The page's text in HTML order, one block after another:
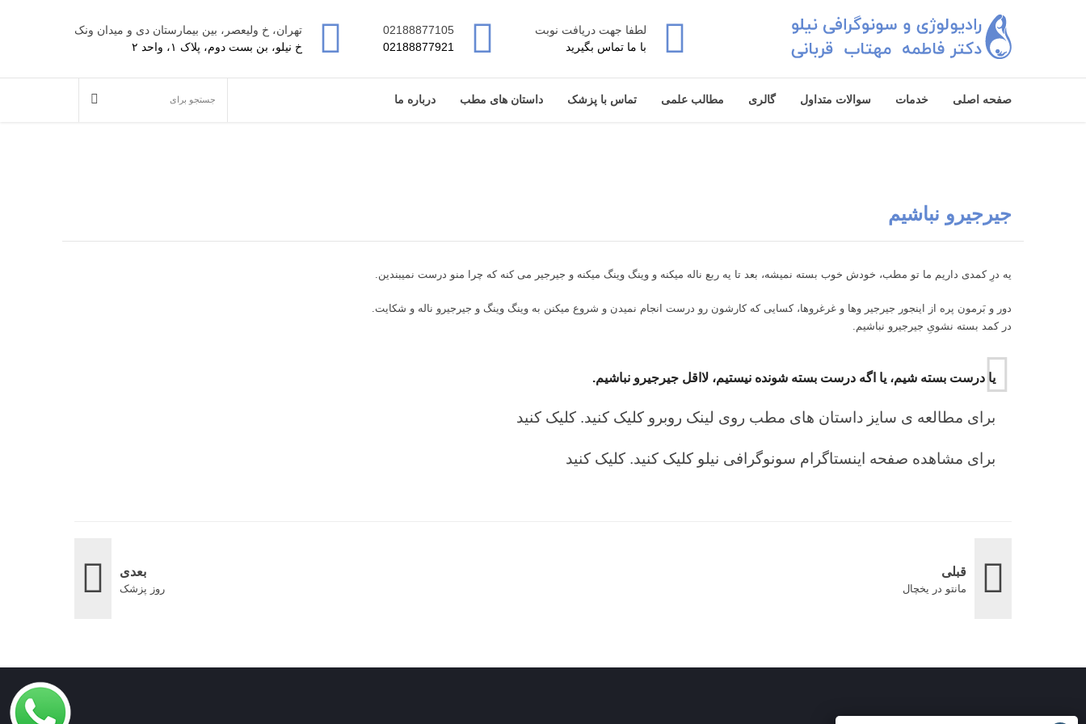
لطفا جهت دریافت نوبت
با ما تماس بگیرید
02188877105
02188877921
تهران، خ ولیعصر، بین بیمارستان دی و میدان ونک
خ نیلو، بن بست دوم، پلاک ۱، واحد ۲
صفحه اصلی خدمات سوالات متداول گالری مطالب علمی تماس با پزشک داستان های مطب درباره ما
جیرجیرو نباشیم
یه درِ کمدی داریم ما تو مطب، خودش خوب بسته نمی‎شه، بعد تا یه ربع ناله می‎کنه و وینگ وینگ می‎کنه و جیرجیر می کنه که چرا منو درست نمی‎بندین.
دور و بَرمون پره از اینجور جیرجیر وها و غرغروها، کسایی که کارشون رو درست انجام نمی‎دن و شروع می‎کنن به وینگ وینگ و جیرجیرو ناله و شکایت.
در کمد بسته نشویِ جیرجیرو نباشیم.
یا درست بسته شیم، یا اگه درست بسته شونده نیستیم، لااقل جیرجیرو نباشیم.
برای مطالعه ی سایز داستان های مطب روی لینک روبرو کلیک کنید. کلیک کنید
برای مشاهده صفحه اینستاگرام سونوگرافی نیلو کلیک کنید. کلیک کنید
قبلی
مانتو در یخچال
بعدی
روز پزشک